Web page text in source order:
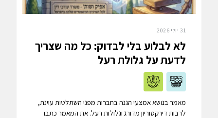
31 יולי 2026
לא לבלוע בלי לבדוק: כל מה שצריך
לדעת על גלולת רעל
מאמר בנושא אמצעי הגנה בחברות מפני השתלטות עוינת,
לרבות דירקטוריון מדורג וגלולות רעל. את המאמר כתבו